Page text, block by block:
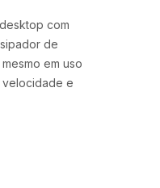
com
de
em uso
velocidade e